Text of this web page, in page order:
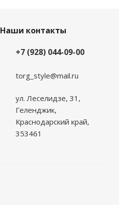
Наши контакты
+7 (928) 044-09-00
torg_style@mail.ru
ул. Леселидзе, 31,
Геленджик,
Краснодарский край,
353461